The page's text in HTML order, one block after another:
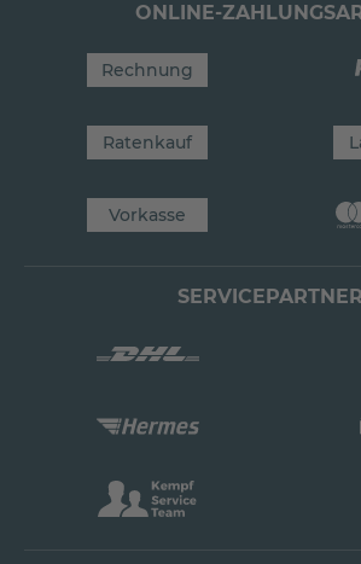
ONLINE-
Rechnung
Ratenkauf
Vorkasse
SERVICEPARTNER